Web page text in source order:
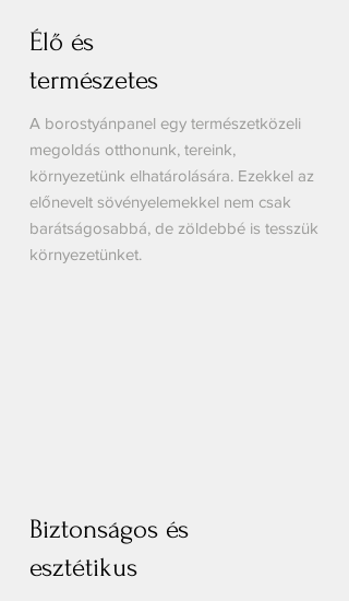
Élő és
természetes
A borostyánpanel egy természetközeli
megoldás otthonunk, tereink,
környezetünk elhatárolására. Ezekkel az
előnevelt sövényelemekkel nem csak
barátságosabbá, de zöldebbé is tesszük
környezetünket.
Biztonságos és
esztétikus